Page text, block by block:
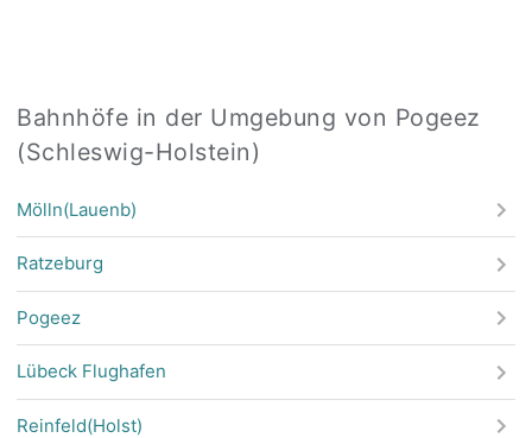
Bahnhöfe in der Umgebung von Pogeez
(Schleswig-Holstein)
Mölln(Lauenb)
Ratzeburg
Pogeez
Lübeck Flughafen
Reinfeld(Holst)